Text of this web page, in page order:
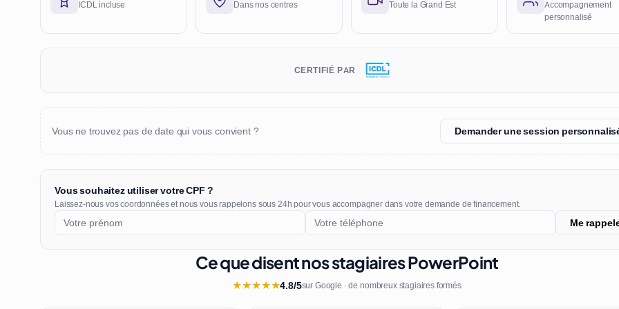
ICDL incluse Dans nos centres Toute la Grand Est
Accompagnement
personnalisé
CERTIFIÉ PAR
Vous ne trouvez pas de date qui vous convient ? Demander une session
Vous souhaitez utiliser votre CPF ?
Laissez-nous vos coordonnées et nous vous rappelons sous 24h pour vous accompagner dans votre demande de financement.
Me
Ce que disent nos stagiaires PowerPoint
★★★★★4.8/5sur Google · de nombreux stagiaires formés